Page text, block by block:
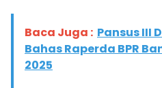
Baca Juga : Pansus III
Bahas Raperda BPR
2025